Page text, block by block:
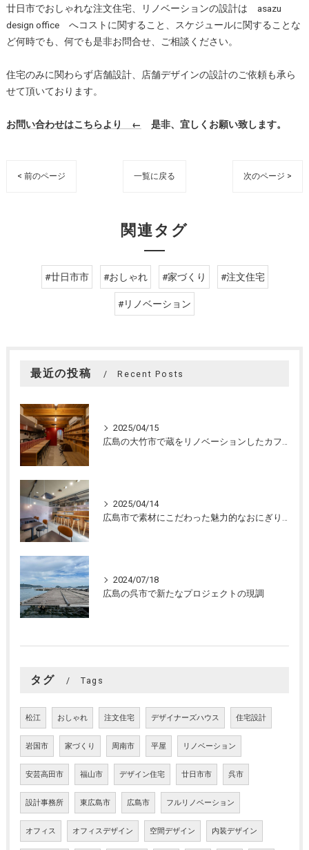
廿日市でおしゃれな注文住宅、リノベーションの設計は asazu
design office へコストに関すること、スケジュールに関することな
ど何時でも、何でも是非お問合せ、ご相談ください。
住宅のみに関わらず店舗設計、店舗デザインの設計のご依頼も承ら
せて頂いております。
お問い合わせはこちらより ← 是非、宜しくお願い致します。
< 前のページ 一覧に戻る 次のページ >
関連タグ
#廿日市市 #おしゃれ #家づくり #注文住宅
#リノベーション
最近の投稿 Recent Posts
2025/04/15
2025/04/14
2024/07/18
広島の呉市で新たなプロジェクトの現調
タグ Tags
松江 おしゃれ 注文住宅 デザイナーズハウス 住宅設計
岩国市 家づくり 周南市 平屋 リノベーション
安芸高田市 福山市 デザイン住宅 廿日市市 呉市
設計事務所 東広島市 広島市 フルリノベーション
オフィス オフィスデザイン 空間デザイン 内装デザイン